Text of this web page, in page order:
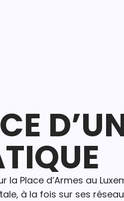
la Place d’Armes au
à la fois sur ses